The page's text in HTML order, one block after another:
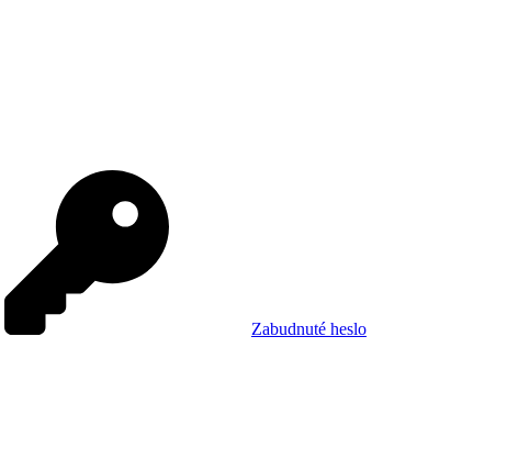
Zabudnuté heslo